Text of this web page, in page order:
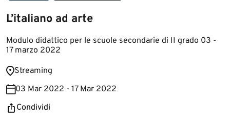
L’italiano ad arte
Modulo didattico per le scuole secondarie di II grado 03 -
17 marzo 2022
​Streaming
03 Mar 2022 - 17 Mar 2022
Condividi